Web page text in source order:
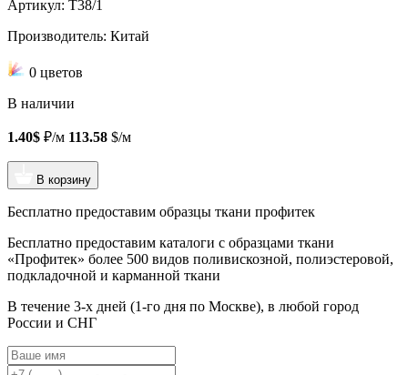
Артикул: T38/1
Производитель: Китай
0 цветов
В наличии
1.40$ ₽/м 113.58 $/м
В корзину
Бесплатно предоставим образцы ткани профитек
Бесплатно предоставим каталоги с образцами ткани
«Профитек» более 500 видов поливискозной, полиэстеровой,
подкладочной и карманной ткани
В течение 3-х дней (1-го дня по Москве), в любой город
России и СНГ